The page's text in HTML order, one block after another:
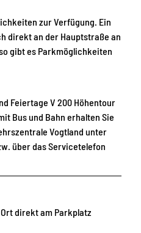
zur Verfügung. Ein
direkt an der Hauptstraße an
gibt es Parkmöglichkeiten
Feiertage V 200 Höhentour
Bus und Bahn erhalten Sie
Vogtland unter
über das Servicetelefon
direkt am Parkplatz